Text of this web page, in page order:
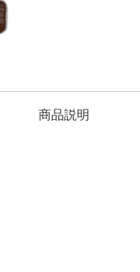
商品説明